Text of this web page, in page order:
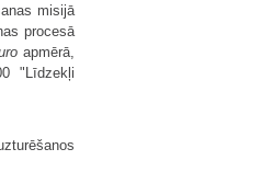
misijā
procesā
apmērā,
"Līdzekļi